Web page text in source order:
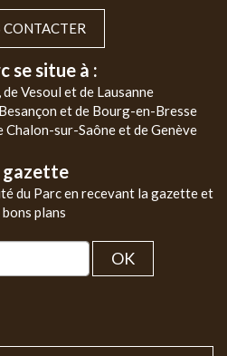
CONTACTER
se situe à :
de Vesoul et de Lausanne
et de Bourg-en-Bresse
Chalon-sur-Saône et de Genève
gazette
du Parc en recevant la gazette et
bons plans
OK